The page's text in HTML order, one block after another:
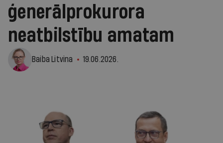
ģenerālprokurora
neatbilstību amatam
Baiba Litvina 19.06.2026.